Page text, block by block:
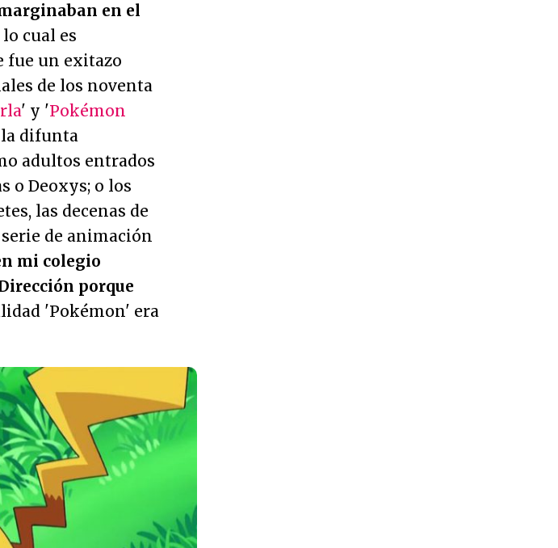
en el
lo cual es
fue un exitazo
de los noventa
' y 'Pokémon
la difunta
adultos entrados
o Deoxys; o los
las decenas de
de animación
mi colegio
porque
'Pokémon' era